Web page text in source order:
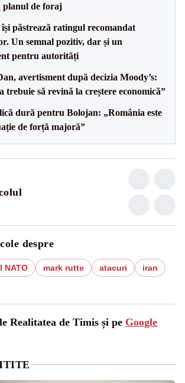
planul de foraj
păstrează ratingul recomandat
Un semnal pozitiv, dar și un
pentru autorități
avertisment după decizia Moody’s:
trebuie să revină la creștere economică”
dură pentru Bolojan: „România este
de forță majoră”
despre
NATO mark rutte atacuri
iran
Realitatea de Timis și pe Google